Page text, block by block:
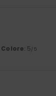
Colore: 5/5